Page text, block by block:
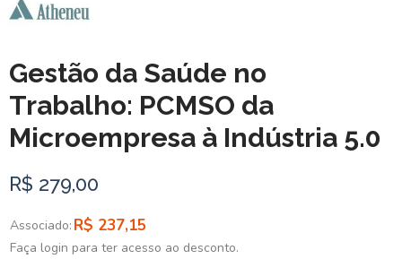
Gestão da Saúde no
Trabalho: PCMSO da
Microempresa à Indústria 5.0
R$ 279,00
Associado: R$ 237,15
Faça login para ter acesso ao desconto.